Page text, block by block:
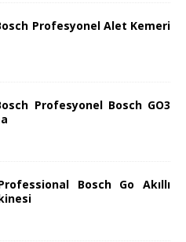
Profesyonel Alet Kemeri
Profesyonel Bosch GO3
Bosch Go Akıllı